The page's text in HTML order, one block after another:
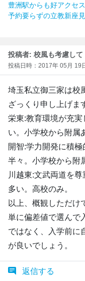
豊洲駅からも好アクセス
予約要らずの立教新座
投稿者: 校風も考慮して
投稿日時：2017年 05月 19
埼玉私立御三家は校
ざっくり申し上げま
栄東:教育環境が充
い。小学校から附属
開智:学力開発に積
半々。小学校から附
川越東:文武両道を
多い。高校のみ。
以上、概観しただけ
単に偏差値で選んで
ではなく、入学前に
が良いでしょう。
返信する